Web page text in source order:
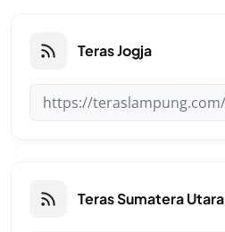
Teras Jogja
Teras Sumatera Utara